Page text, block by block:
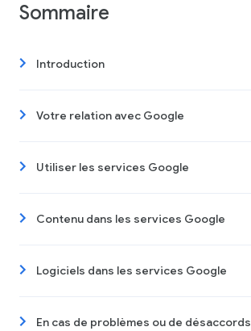
Sommaire
Introduction
Votre relation avec Google
Utiliser les services Google
Contenu dans les services Google
Logiciels dans les services Google
En cas de problèmes ou de désaccords